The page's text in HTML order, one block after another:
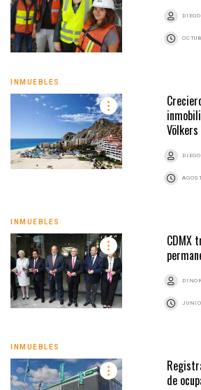
INMUEBLES
Völkers
INMUEBLES
CDMX
INMUEBLES
de